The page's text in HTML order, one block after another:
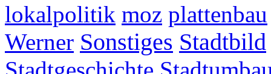
lokalpolitik moz plattenbau
Werner Sonstiges Stadtbild